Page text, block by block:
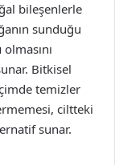
bileşenlerle
sunduğu
Bitkisel
temizler
ciltteki
sunar.